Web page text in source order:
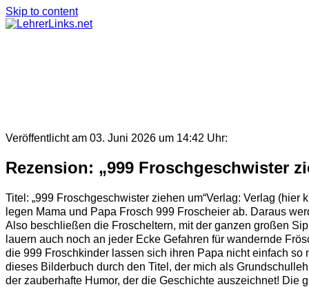
Skip to content
Veröffentlicht am 03. Juni 2026 um 14:42 Uhr:
Rezension: „999 Froschgeschwister
Titel: „999 Froschgeschwister ziehen um“Verlag: Verlag
legen Mama und Papa Frosch 999 Froscheier ab. Daraus
Also beschließen die Froscheltern, mit der ganzen großen
lauern auch noch an jeder Ecke Gefahren für wandernde
die 999 Froschkinder lassen sich ihren Papa nicht einfach
dieses Bilderbuch durch den Titel, der mich als
der zauberhafte Humor, der die Geschichte auszeichnet! Die